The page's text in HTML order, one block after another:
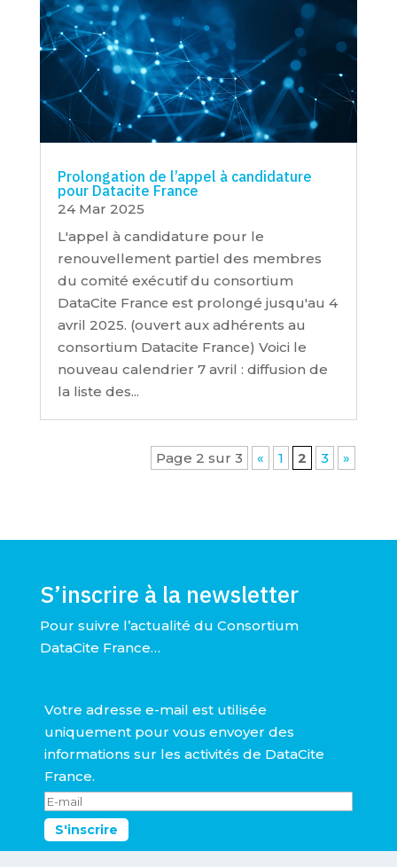
Prolongation de l’appel à candidature
pour Datacite France
24 Mar 2025
L'appel à candidature pour le
renouvellement partiel des membres
du comité exécutif du consortium
DataCite France est prolongé jusqu'au 4
avril 2025. (ouvert aux adhérents au
consortium Datacite France) Voici le
nouveau calendrier 7 avril : diffusion de
la liste des...
Page 2 sur 3 « 1 2 3 »
S’inscrire à la newsletter
Pour suivre l’actualité du Consortium
DataCite France…
Votre adresse e-mail est utilisée
uniquement pour vous envoyer des
informations sur les activités de DataCite
France.
S'inscrire